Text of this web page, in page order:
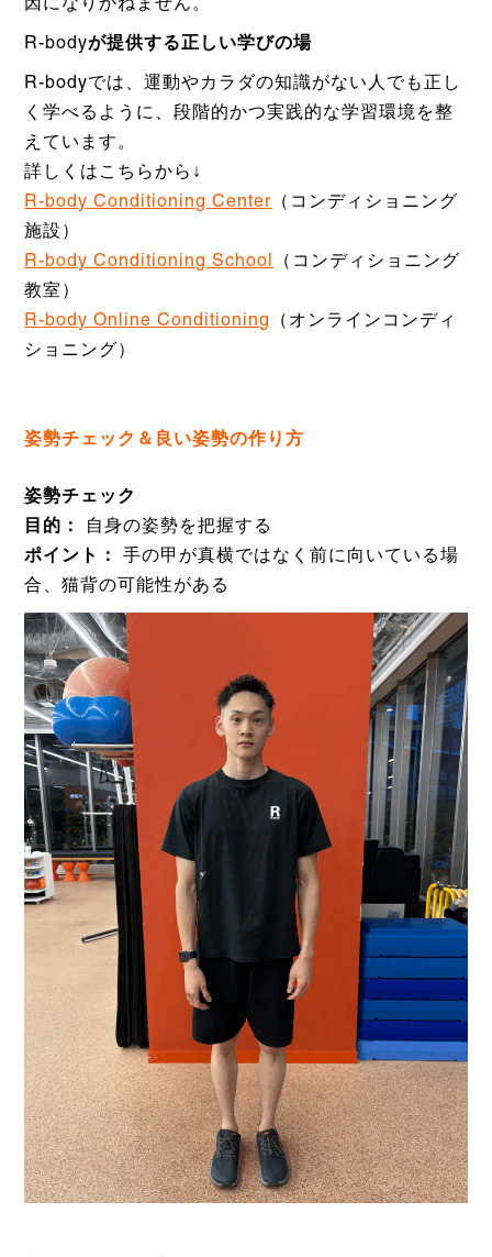
因になりかねません。
R-bodyが提供する正しい学びの場
R-bodyでは、運動やカラダの知識がない人でも正し
く学べるように、段階的かつ実践的な学習環境を整
えています。
詳しくはこちらから↓
R-body Conditioning Center （コンディショニング
施設）
R-body Conditioning School
（コンディショニング
教室）
R-body Online Conditioning
（オンラインコンディ
ショニング）
姿勢チェック＆良い姿勢の作り方
姿勢チェック
目的：
自身の姿勢を把握する
ポイント：
手の甲が真横ではなく前に向いている場
合、猫背の可能性がある